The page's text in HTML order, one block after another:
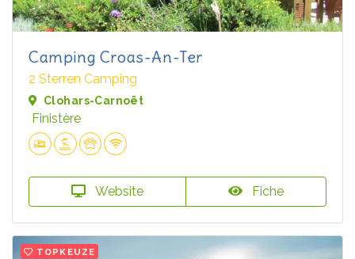
Camping Croas-An-Ter
2 Sterren Camping
Clohars-Carnoët
Finistère
Website Fiche
TOPKEUZE